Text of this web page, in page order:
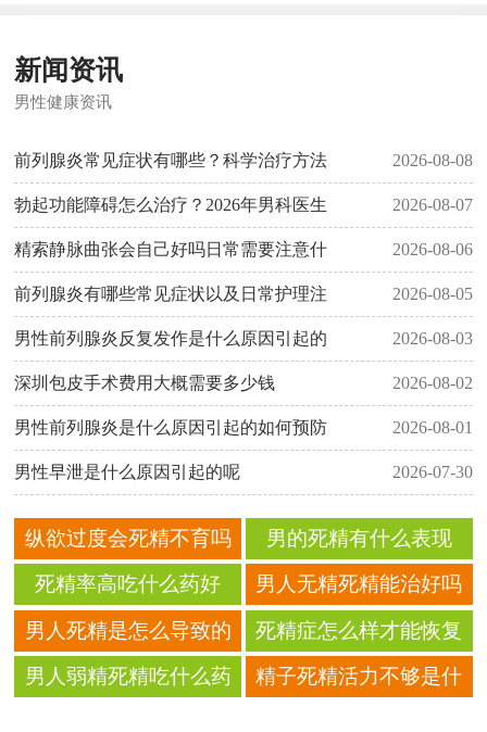
新闻资讯
男性健康资讯
前列腺炎常见症状有哪些？科学治疗方法 2026-08-08
勃起功能障碍怎么治疗？2026年男科医生 2026-08-07
精索静脉曲张会自己好吗日常需要注意什 2026-08-06
前列腺炎有哪些常见症状以及日常护理注 2026-08-05
男性前列腺炎反复发作是什么原因引起的 2026-08-03
深圳包皮手术费用大概需要多少钱 2026-08-02
男性前列腺炎是什么原因引起的如何预防 2026-08-01
男性早泄是什么原因引起的呢 2026-07-30
纵欲过度会死精不育吗 男的死精有什么表现
死精率高吃什么药好 男人无精死精能治好吗
男人死精是怎么导致的 死精症怎么样才能恢复
男人弱精死精吃什么药
精子死精活力不够是什